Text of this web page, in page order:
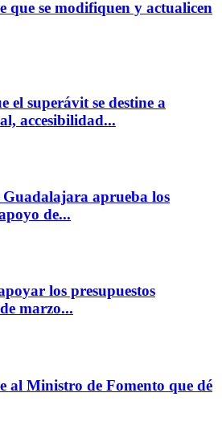
que se modifiquen y actualicen
el superávit se destine a
accesibilidad...
aprueba los
de...
los presupuestos
marzo...
al Ministro de Fomento que dé